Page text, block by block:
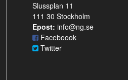
Slussplan 11
111 30 Stockholm
Epost: info@ng.se
Faceboook
Twitter